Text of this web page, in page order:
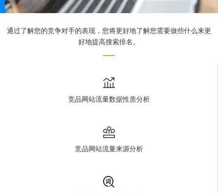
通过了解您的竞争对手的表现，您将更好地了解您需要做些什么来更
好地提高搜索排名。
竞品网站流量数据性质分析
竞品网站流量来源分析